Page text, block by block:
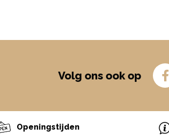
Volg ons ook op
Openingstijden